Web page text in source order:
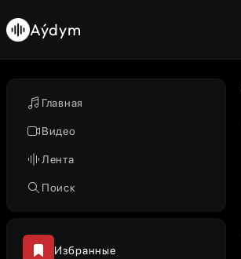
Главная
Видео
Лента
Поиск
Избранные
Aýdym